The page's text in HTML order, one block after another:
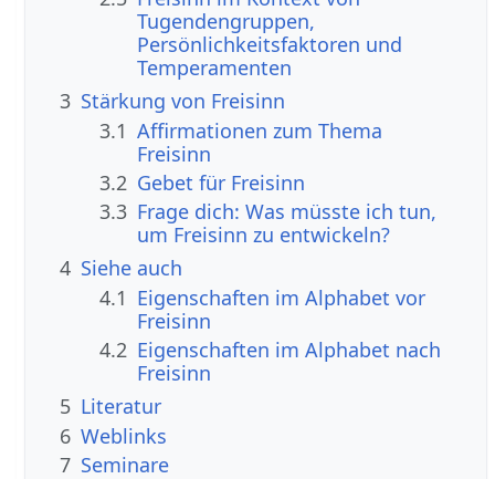
Tugendengruppen,
Persönlichkeitsfaktoren und
Temperamenten
3 Stärkung von Freisinn
3.1 Affirmationen zum Thema
Freisinn
3.2 Gebet für Freisinn
3.3 Frage dich: Was müsste ich tun,
um Freisinn zu entwickeln?
4 Siehe auch
4.1 Eigenschaften im Alphabet vor
Freisinn
4.2 Eigenschaften im Alphabet nach
Freisinn
5 Literatur
6 Weblinks
7 Seminare